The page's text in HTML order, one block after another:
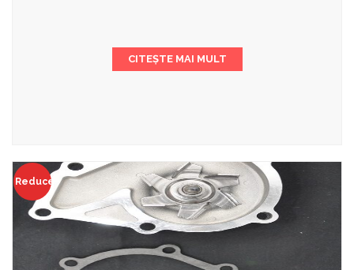
CITEȘTE MAI MULT
Reduceri!